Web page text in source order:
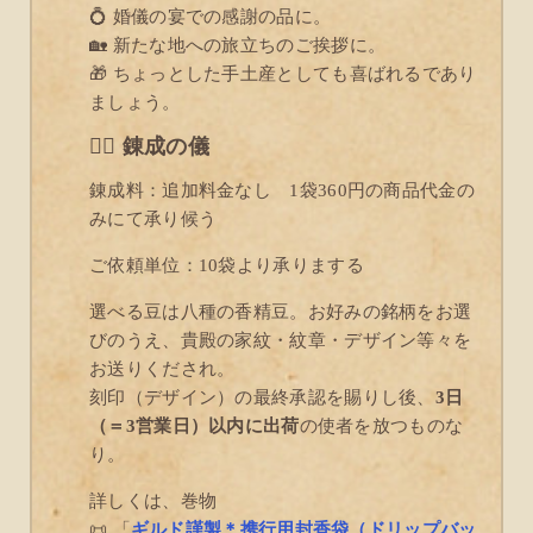
💍 婚儀の宴での感謝の品に。
🏡 新たな地への旅立ちのご挨拶に。
🎁 ちょっとした手土産としても喜ばれるであり
ましょう。
🧙‍♂️ 錬成の儀
錬成料：追加料金なし 1袋360円の商品代金の
みにて承り候う
ご依頼単位：10袋より承りまする
選べる豆は八種の香精豆。お好みの銘柄をお選
びのうえ、貴殿の家紋・紋章・デザイン等々を
お送りくだされ。
刻印（デザイン）の最終承認を賜りし後、 3日
（＝3営業日）以内に出荷の使者を放つものな
り。
詳しくは、巻物
📜 「 ギルド謹製＊携行用封香袋（ドリップバッ